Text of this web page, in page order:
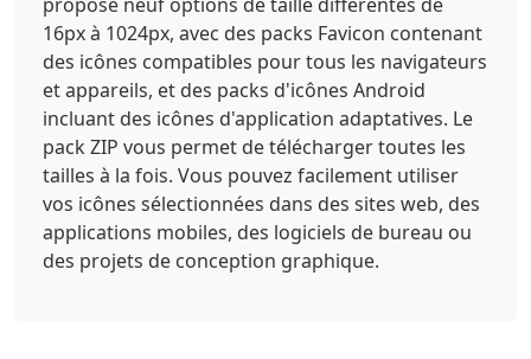
16px à 1024px, avec des packs Favicon contenant
des icônes compatibles pour tous les navigateurs
et appareils, et des packs d'icônes Android
incluant des icônes d'application adaptatives. Le
pack ZIP vous permet de télécharger toutes les
tailles à la fois. Vous pouvez facilement utiliser
vos icônes sélectionnées dans des sites web, des
applications mobiles, des logiciels de bureau ou
des projets de conception graphique.